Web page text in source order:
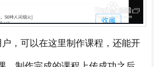
，可以在这里制作课程，还能开